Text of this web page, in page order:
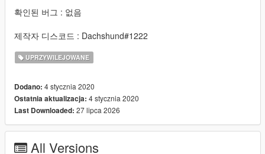
확인된 버그 : 없음
제작자 디스코드 : Dachshund#1222
UPRZYWILEJOWANE
Dodano: 4 stycznia 2020
Ostatnia aktualizacja: 4 stycznia 2020
Last Downloaded: 27 lipca 2026
All Versions